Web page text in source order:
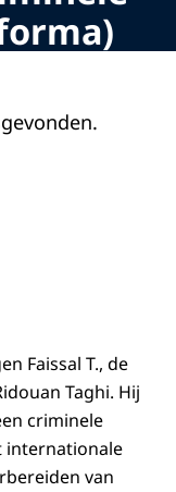
Faissal T., de
Taghi. Hij
criminele
internationale
van